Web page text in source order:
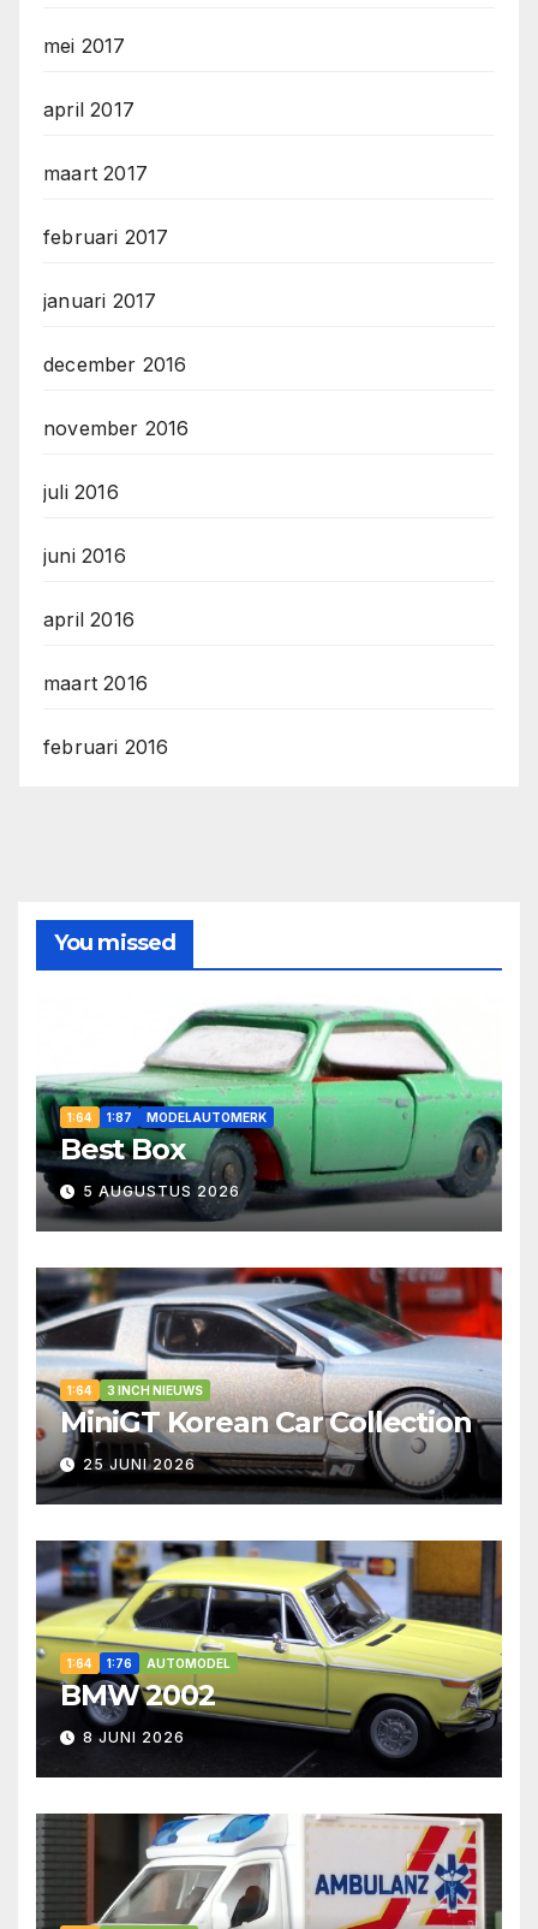
mei 2017
april 2017
maart 2017
februari 2017
januari 2017
december 2016
november 2016
juli 2016
juni 2016
april 2016
maart 2016
februari 2016
You missed
1:64 1:87 MODELAUTOMERK
Best Box
5 AUGUSTUS 2026
1:64 3 INCH NIEUWS
MiniGT Korean Car Collection
25 JUNI 2026
1:64 1:76 AUTOMODEL
BMW 2002
8 JUNI 2026